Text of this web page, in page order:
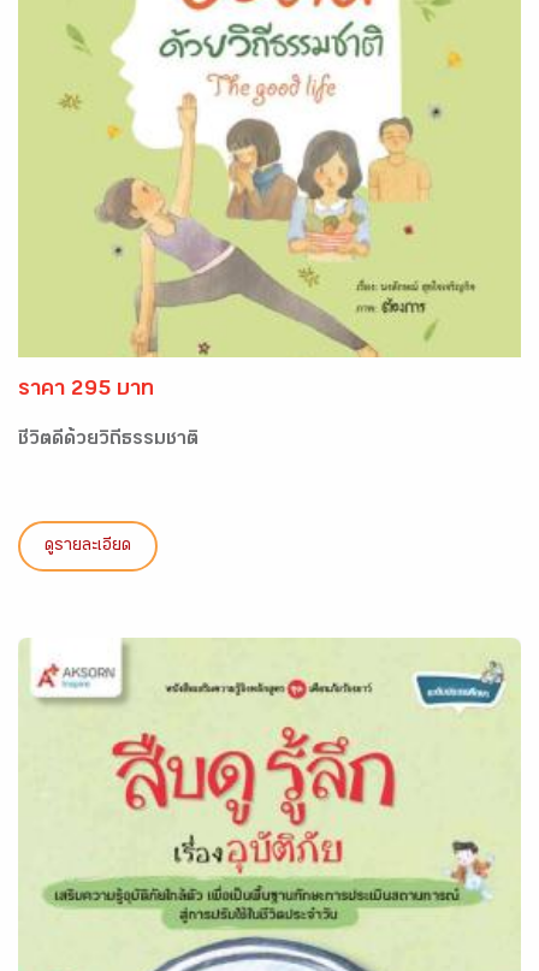
ราคา 295 บาท
ชีวิตดีด้วยวิถีธรรมชาติ
ดูรายละเอียด